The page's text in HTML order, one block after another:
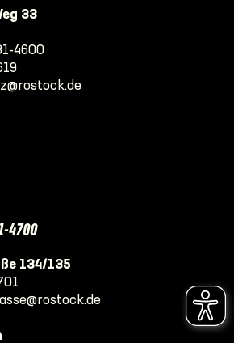
33
4600
4700
134/135